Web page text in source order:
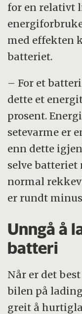
for en relativt
med effekten
batteriet.
– For et
dette et
prosent.
setevarme er
enn dette
selve batteriet
normal
er rundt
Unngå å
batteri
Når er det
bilen på
greit å